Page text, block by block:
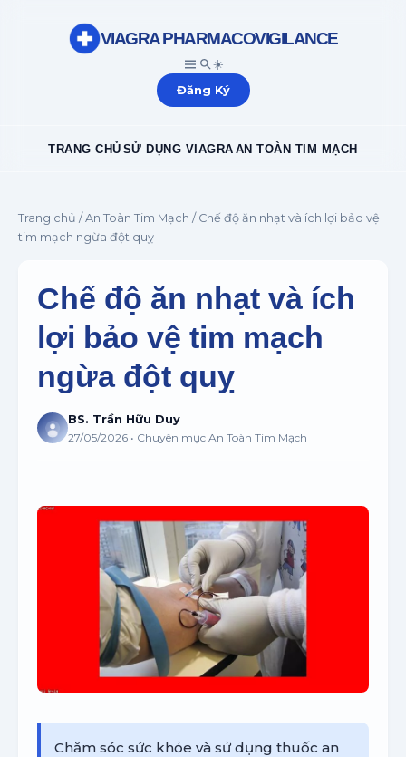
☀️
VIAGRA PHARMACOVIGILANCE
Đăng Ký
TRANG CHỦ SỬ DỤNG VIAGRA AN TOÀN TIM MẠCH
Trang chủ / An Toàn Tim Mạch / Chế độ ăn nhạt và ích lợi bảo vệ
tim mạch ngừa đột quỵ
Chế độ ăn nhạt và ích
lợi bảo vệ tim mạch
ngừa đột quỵ
BS. Trần Hữu Duy
27/05/2026 • Chuyên mục An Toàn Tim Mạch
Chăm sóc sức khỏe và sử dụng thuốc an